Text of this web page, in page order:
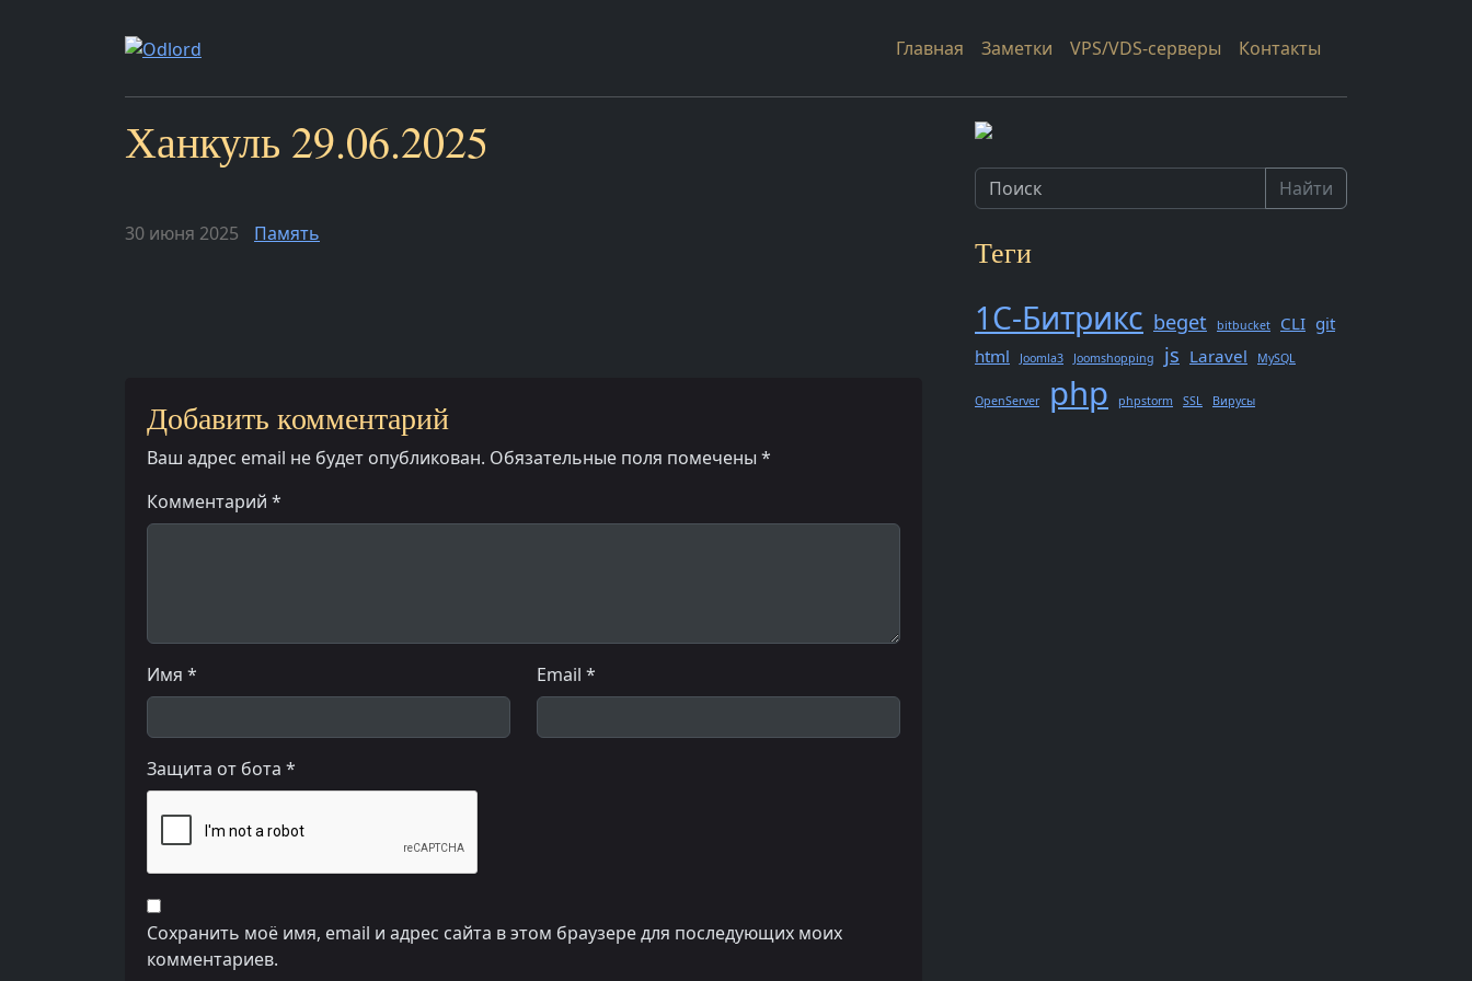
Главная Заметки VPS/VDS-серверы Контакты
Ханкуль 29.06.2025
30 июня 2025 Память
Добавить комментарий
Ваш адрес email не будет опубликован. Обязательные поля помечены *
Комментарий *
Имя * Email *
Защита от бота *
Сохранить моё имя, email и адрес сайта в этом браузере для последующих моих
комментариев.
Найти
Теги
1С-Битрикс beget bitbucket CLI git
html
Joomla3 Joomshopping js Laravel MySQL
OpenServer php phpstorm SSL Вирусы